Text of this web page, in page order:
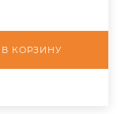
В КОРЗИНУ